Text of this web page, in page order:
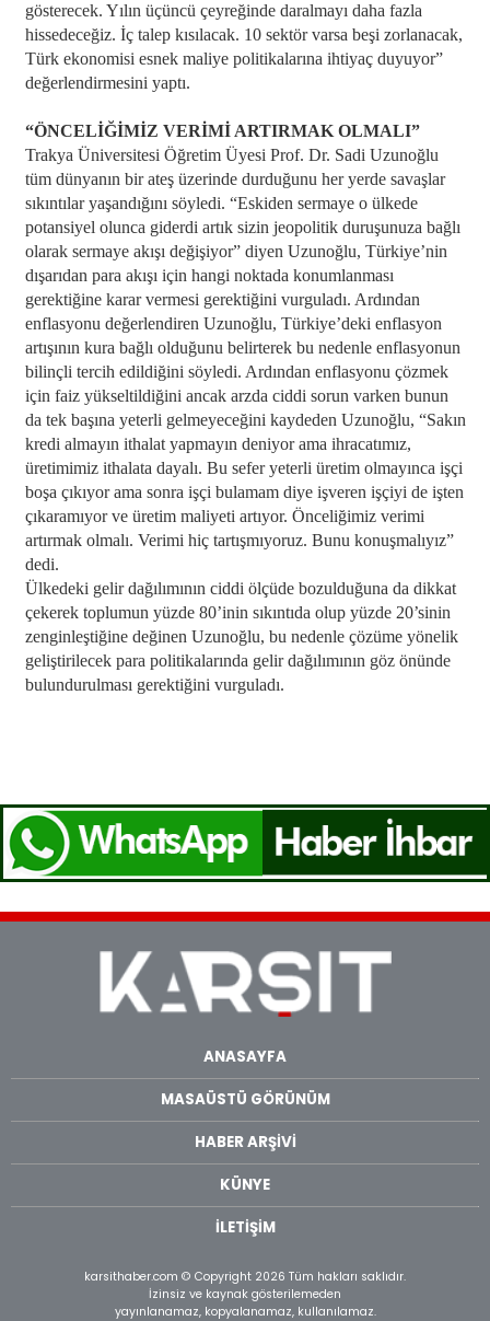
gösterecek. Yılın üçüncü çeyreğinde daralmayı daha fazla
hissedeceğiz. İç talep kısılacak. 10 sektör varsa beşi zorlanacak,
Türk ekonomisi esnek maliye politikalarına ihtiyaç duyuyor”
değerlendirmesini yaptı.
“ÖNCELİĞİMİZ VERİMİ ARTIRMAK OLMALI”
Trakya Üniversitesi Öğretim Üyesi Prof. Dr. Sadi Uzunoğlu
tüm dünyanın bir ateş üzerinde durduğunu her yerde savaşlar
sıkıntılar yaşandığını söyledi. “Eskiden sermaye o ülkede
potansiyel olunca giderdi artık sizin jeopolitik duruşunuza bağlı
olarak sermaye akışı değişiyor” diyen Uzunoğlu, Türkiye’nin
dışarıdan para akışı için hangi noktada konumlanması
gerektiğine karar vermesi gerektiğini vurguladı. Ardından
enflasyonu değerlendiren Uzunoğlu, Türkiye’deki enflasyon
artışının kura bağlı olduğunu belirterek bu nedenle enflasyonun
bilinçli tercih edildiğini söyledi. Ardından enflasyonu çözmek
için faiz yükseltildiğini ancak arzda ciddi sorun varken bunun
da tek başına yeterli gelmeyeceğini kaydeden Uzunoğlu, “Sakın
kredi almayın ithalat yapmayın deniyor ama ihracatımız,
üretimimiz ithalata dayalı. Bu sefer yeterli üretim olmayınca işçi
boşa çıkıyor ama sonra işçi bulamam diye işveren işçiyi de işten
çıkaramıyor ve üretim maliyeti artıyor. Önceliğimiz verimi
artırmak olmalı. Verimi hiç tartışmıyoruz. Bunu konuşmalıyız”
dedi.
Ülkedeki gelir dağılımının ciddi ölçüde bozulduğuna da dikkat
çekerek toplumun yüzde 80’inin sıkıntıda olup yüzde 20’sinin
zenginleştiğine değinen Uzunoğlu, bu nedenle çözüme yönelik
geliştirilecek para politikalarında gelir dağılımının göz önünde
bulundurulması gerektiğini vurguladı.
ANASAYFA
MASAÜSTÜ GÖRÜNÜM
HABER ARŞİVİ
KÜNYE
İLETİŞİM
karsithaber.com © Copyright 2026 Tüm hakları saklıdır.
İzinsiz ve kaynak gösterilemeden
yayınlanamaz, kopyalanamaz, kullanılamaz.